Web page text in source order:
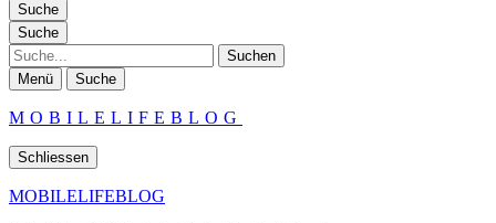
Suche
Suche
Suche
Menü Suche
MOBILELIFEBLOG
Schliessen
MOBILELIFEBLOG